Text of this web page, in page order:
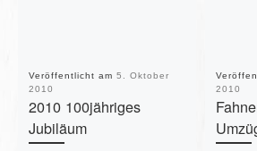
Veröffentlicht am 5. Oktober
2010
2010 100jähriges
Jubiläum
2010